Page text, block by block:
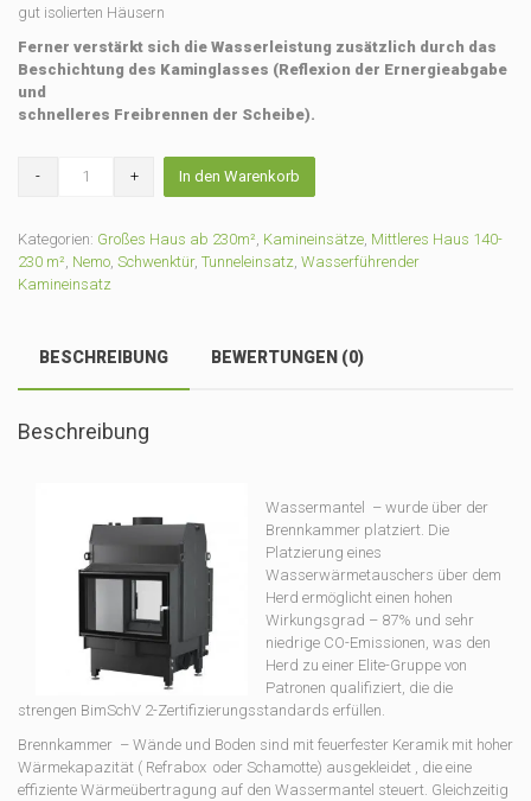
gut isolierten Häusern
Ferner verstärkt sich die Wasserleistung zusätzlich durch das
Beschichtung des Kaminglasses (Reflexion der Ernergieabgabe
und
schnelleres Freibrennen der Scheibe).
Wasserführend
Tunneleinsatz
(KW
21,0)
Menge
In den Warenkorb
Kategorien: Großes Haus ab 230m² Kamineinsätze Mittleres Haus 140-
230 m² Nemo Schwenktür, Tunneleinsatz Wasserführender
Kamineinsatz
BESCHREIBUNG BEWERTUNGEN (0)
Beschreibung
Wassermantel – wurde über der
Brennkammer platziert. Die
Platzierung eines
Wasserwärmetauschers über dem
Herd ermöglicht einen hohen
Wirkungsgrad – 87% und sehr
niedrige CO-Emissionen, was den
Herd zu einer Elite-Gruppe von
Patronen qualifiziert, die die
strengen BimSchV 2-Zertifizierungsstandards erfüllen.
Brennkammer – Wände und Boden sind mit feuerfester Keramik mit hoher
Wärmekapazität ( Refrabox oder Schamotte) ausgekleidet , die eine
effiziente Wärmeübertragung auf den Wassermantel steuert. Gleichzeitig